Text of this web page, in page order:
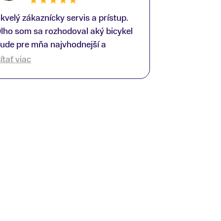
zákaznícky servis a prístup.
som sa rozhodoval aký bicykel
pre mňa najvhodnejší a
som navštívil viac krát.
viac